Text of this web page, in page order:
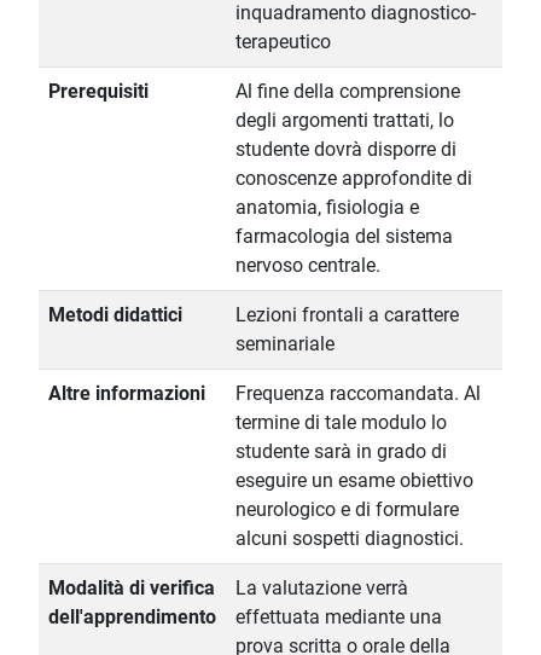
inquadramento diagnostico-
terapeutico
Prerequisiti
Al fine della comprensione
degli argomenti trattati, lo
studente dovrà disporre di
conoscenze approfondite di
anatomia, fisiologia e
farmacologia del sistema
nervoso centrale.
Metodi didattici
Lezioni frontali a carattere
seminariale
Altre informazioni
Frequenza raccomandata. Al
termine di tale modulo lo
studente sarà in grado di
eseguire un esame obiettivo
neurologico e di formulare
alcuni sospetti diagnostici.
Modalità di verifica
dell'apprendimento
La valutazione verrà
effettuata mediante una
prova scritta o orale della